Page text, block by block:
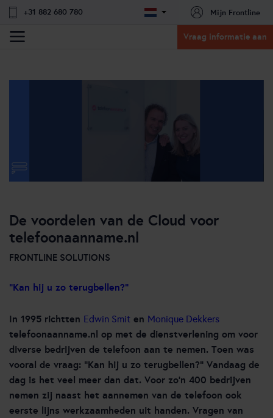
+31 882 680 780 Mijn Frontline
Vraag informatie aan
De voordelen van de Cloud voor
telefoonaanname.nl
FRONTLINE SOLUTIONS
“Kan hij u zo terugbellen?”
In 1995 richtten Edwin Smit en Monique Dekkers
telefoonaanname.nl op met de dienstverlening om voor
diverse bedrijven de telefoon aan te nemen. Toen was
vooral de vraag: “Kan hij u zo terugbellen?” Vandaag de
dag is het veel meer dan dat. Voor zo’n 400 bedrijven
nemen zij naast het aannemen van de telefoon ook
eerste lijns werkzaamheden uit handen. Vragen van